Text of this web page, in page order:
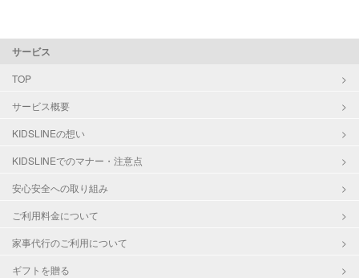
サービス
TOP
サービス概要
KIDSLINEの想い
KIDSLINEでのマナー・注意点
安心安全への取り組み
ご利用料金について
家事代行のご利用について
ギフトを贈る